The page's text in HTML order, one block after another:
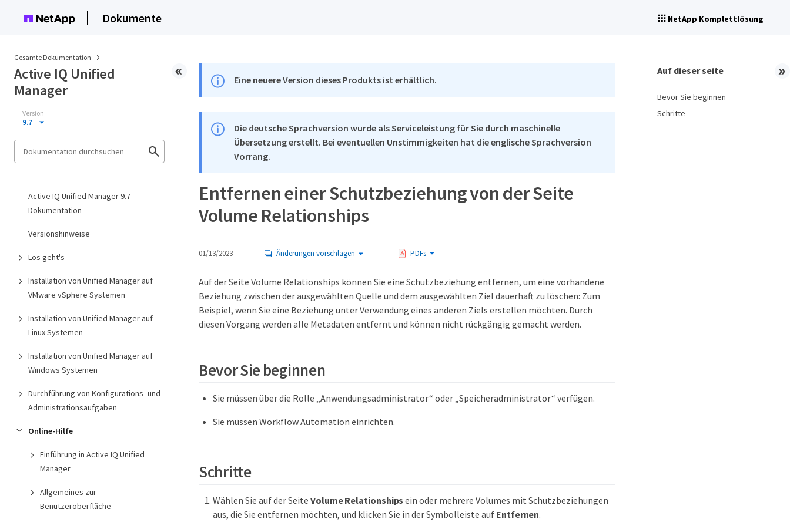
Dokumente NetApp Komplettlösung
Gesamte Dokumentation
Active IQ Unified
Manager
Version
9.7
Active IQ Unified Manager 9.7
Dokumentation
Versionshinweise
Los geht's
Installation von Unified Manager auf
VMware vSphere Systemen
Installation von Unified Manager auf
Linux Systemen
Installation von Unified Manager auf
Windows Systemen
Durchführung von Konfigurations- und
Administrationsaufgaben
Online-Hilfe
Einführung in Active IQ Unified
Manager
Allgemeines zur
Benutzeroberfläche
Eine neuere Version dieses Produkts ist erhältlich.
Die deutsche Sprachversion wurde als Serviceleistung für Sie durch maschinelle
Übersetzung erstellt. Bei eventuellen Unstimmigkeiten hat die englische Sprachversion
Vorrang.
Entfernen einer Schutzbeziehung von der Seite
Volume Relationships
01/13/2023 Änderungen vorschlagen PDFs
Auf der Seite Volume Relationships können Sie eine Schutzbeziehung entfernen, um eine vorhandene
Beziehung zwischen der ausgewählten Quelle und dem ausgewählten Ziel dauerhaft zu löschen: Zum
Beispiel, wenn Sie eine Beziehung unter Verwendung eines anderen Ziels erstellen möchten. Durch
diesen Vorgang werden alle Metadaten entfernt und können nicht rückgängig gemacht werden.
Bevor Sie beginnen
Sie müssen über die Rolle „Anwendungsadministrator“ oder „Speicheradministrator“ verfügen.
Sie müssen Workflow Automation einrichten.
Schritte
Wählen Sie auf der Seite Volume Relationships ein oder mehrere Volumes mit Schutzbeziehungen
aus, die Sie entfernen möchten, und klicken Sie in der Symbolleiste auf Entfernen.
Auf dieser seite
Bevor Sie beginnen
Schritte